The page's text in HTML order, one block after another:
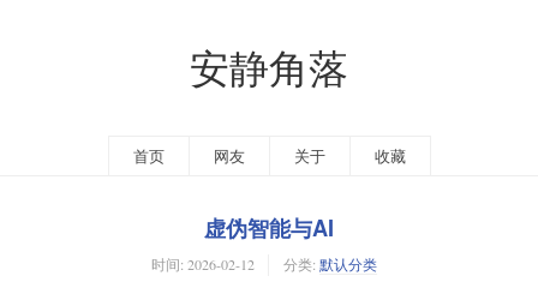
安静角落
首页 网友 关于 收藏
虚伪智能与AI
时间: 2026-02-12 分类: 默认分类